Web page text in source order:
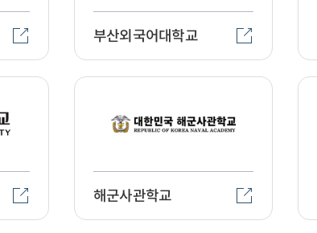
부산외국어대학교
해군사관학교